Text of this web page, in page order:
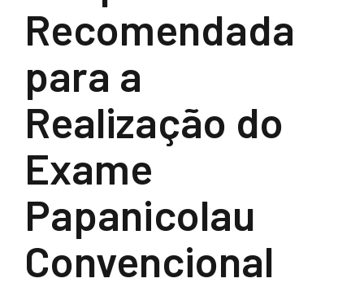
Recomendada
para a
Realização do
Exame
Papanicolau
Convencional